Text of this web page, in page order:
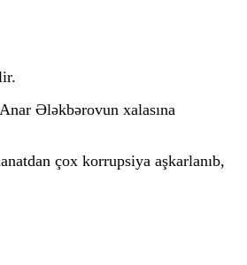
Ələkbərovun xalasına
çox korrupsiya aşkarlanıb,